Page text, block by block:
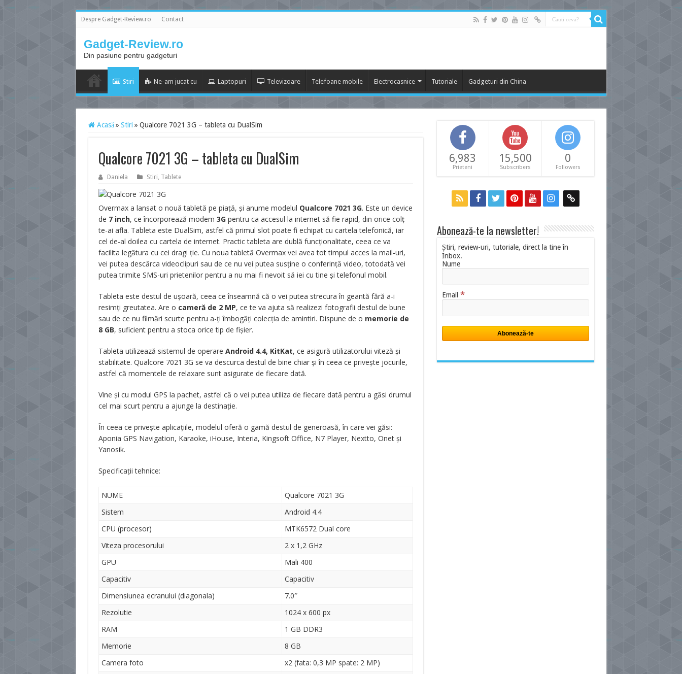
Despre Gadget-Review.ro Contact
Gadget-Review.ro
Din pasiune pentru gadgeturi
Stiri Ne-am jucat cu Laptopuri Televizoare Telefoane mobile Electrocasnice Tutoriale Gadgeturi din China
Acasă » Stiri » Qualcore 7021 3G – tableta cu DualSim
Qualcore 7021 3G – tableta cu DualSim
Daniela Stiri, Tablete
Overmax a lansat o nouă tabletă pe piață, și anume modelul Qualcore 7021 3G. Este un device
de 7 inch, ce încorporează modem 3Gpentru ca accesul la internet să fie rapid, din orice colț
te-ai afla. Tableta este DualSim, astfel că primul slot poate fi echipat cu cartela telefonică, iar
cel de-al doilea cu cartela de internet. Practic tableta are dublă funcționalitate, ceea ce va
facilita legătura cu cei dragi ție. Cu noua tabletă Overmax vei avea tot timpul acces la mail-uri,
vei putea descărca videoclipuri sau de ce nu vei putea susține o conferință video, totodată vei
putea trimite SMS-uri prietenilor pentru a nu mai fi nevoit să iei cu tine și telefonul mobil.
Tableta este destul de ușoară, ceea ce înseamnă că o vei putea strecura în geantă fără a-i
resimți greutatea. Are o cameră de 2 MP, ce te va ajuta să realizezi fotografii destul de bune
sau de ce nu filmări scurte pentru a-ți îmbogăți colecția de amintiri. Dispune de o memorie de
8 GB, suficient pentru a stoca orice tip de fișier.
Tableta utilizează sistemul de operare Android 4.4, KitKat, ce asigură utilizatorului viteză și
stabilitate. Qualcore 7021 3G se va descurca destul de bine chiar și în ceea ce privește jocurile,
astfel că momentele de relaxare sunt asigurate de fiecare dată.
Vine și cu modul GPS la pachet, astfel că o vei putea utiliza de fiecare dată pentru a găsi drumul
cel mai scurt pentru a ajunge la destinație.
În ceea ce privește aplicațiile, modelul oferă o gamă destul de generoasă, în care vei găsi:
Aponia GPS Navigation, Karaoke, iHouse, Interia, Kingsoft Office, N7 Player, Nextto, Onet și
Yanosik.
Specificații tehnice:
NUME
Qualcore 7021 3G
Sistem
Android 4.4
CPU (procesor)
MTK6572 Dual core
Viteza procesorului
2 x 1,2 GHz
GPU
Mali 400
Capacitiv
Capacitiv
Dimensiunea ecranului (diagonala)
7.0″
Rezolutie
1024 x 600 px
RAM
1 GB DDR3
Memorie
8 GB
Camera foto
x2 (fata: 0,3 MP spate: 2 MP)
6,983
Prieteni
15,500
Subscribers
0
Followers
Abonează-te la newsletter!
Știri, review-uri, tutoriale, direct la tine în
Inbox.
Nume
Email *